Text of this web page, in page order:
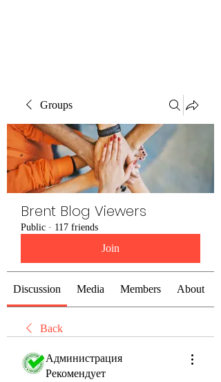
Groups
Brent Blog Viewers
Public · 117 friends
Join
Discussion Media Members About
Back
Администрация
Рекомендует